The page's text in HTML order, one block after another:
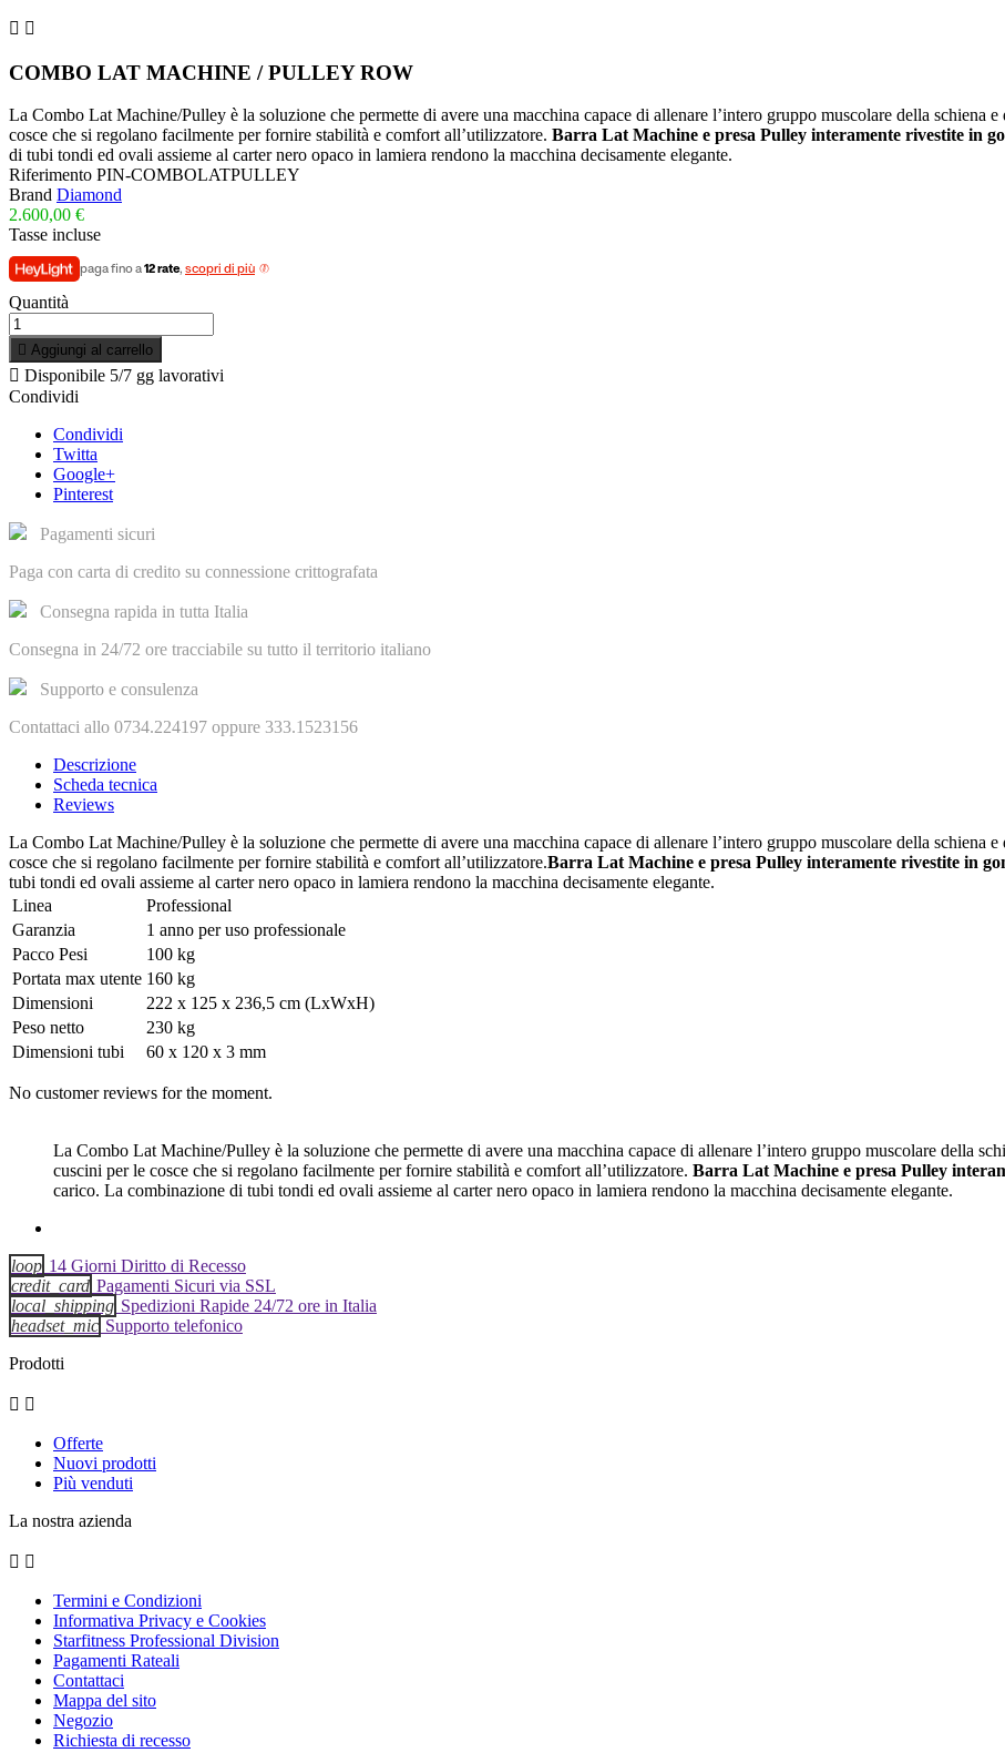
 
COMBO LAT MACHINE / PULLEY ROW
La Combo Lat Machine/Pulley è la soluzione che permette di avere una macchina capace di allenare l’intero gruppo muscolare della schiena
cosce che si regolano facilmente per fornire stabilità e comfort all’utilizzatore. Barra Lat Machine e presa Pulley interamente rivestite in
di tubi tondi ed ovali assieme al carter nero opaco in lamiera rendono la macchina decisamente elegante.
Riferimento PIN-COMBOLATPULLEY
Brand Diamond
2.600,00 €
Tasse incluse
paga fino a12 rate, scopri di più
Quantità
 Aggiungi al carrello
 Disponibile 5/7 gg lavorativi
Condividi
Condividi
Twitta
Google+
Pinterest
Pagamenti sicuri
Paga con carta di credito su connessione crittografata
Consegna rapida in tutta Italia
Consegna in 24/72 ore tracciabile su tutto il territorio italiano
Supporto e consulenza
Contattaci allo 0734.224197 oppure 333.1523156
Descrizione
Scheda tecnica
Reviews
La Combo Lat Machine/Pulley è la soluzione che permette di avere una macchina capace di allenare l’intero gruppo muscolare della schiena
cosce che si regolano facilmente per fornire stabilità e comfort all’utilizzatore.Barra Lat Machine e presa Pulley interamente rivestite in
tubi tondi ed ovali assieme al carter nero opaco in lamiera rendono la macchina decisamente elegante.
Linea
Professional
Garanzia
1 anno per uso professionale
Pacco Pesi
100 kg
Portata max utente 160 kg
Dimensioni
222 x 125 x 236,5 cm (LxWxH)
Peso netto
230 kg
Dimensioni tubi
60 x 120 x 3 mm
No customer reviews for the moment.
La Combo Lat Machine/Pulley è la soluzione che permette di avere una macchina capace di allenare l’intero gruppo muscolare della
cuscini per le cosce che si regolano facilmente per fornire stabilità e comfort all’utilizzatore. Barra Lat Machine e presa Pulley
carico. La combinazione di tubi tondi ed ovali assieme al carter nero opaco in lamiera rendono la macchina decisamente elegante.
loop 14 Giorni Diritto di Recesso
credit_card Pagamenti Sicuri via SSL
local_shipping Spedizioni Rapide 24/72 ore in Italia
headset_mic Supporto telefonico
Prodotti
 
Offerte
Nuovi prodotti
Più venduti
La nostra azienda
 
Termini e Condizioni
Informativa Privacy e Cookies
Starfitness Professional Division
Pagamenti Rateali
Contattaci
Mappa del sito
Negozio
Richiesta di recesso